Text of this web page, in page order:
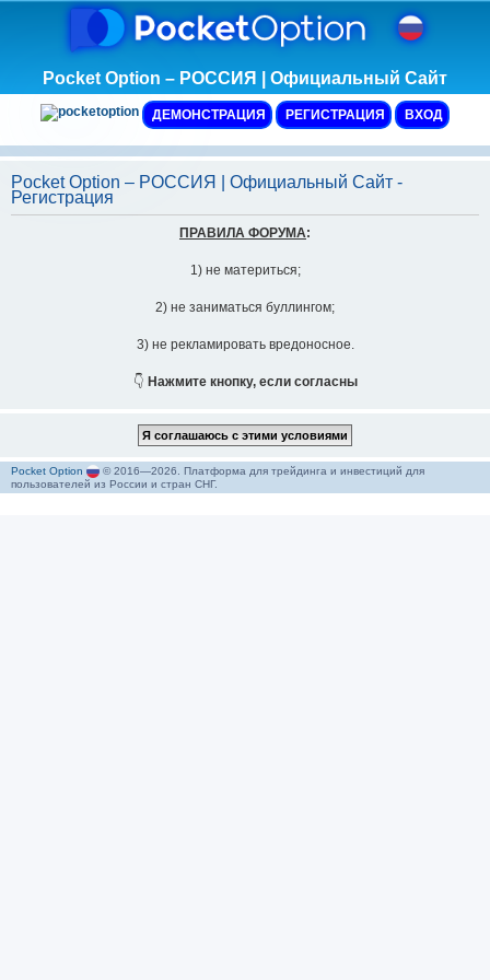
Pocket Option – РОССИЯ | Официальный Сайт
ДЕМОНСТРАЦИЯ РЕГИСТРАЦИЯ ВХОД
Pocket Option – РОССИЯ | Официальный Сайт -
Регистрация
ПРАВИЛА ФОРУМА:
1) не материться;
2) не заниматься буллингом;
3) не рекламировать вредоносное.
👇 Нажмите кнопку, если согласны
Pocket Option
© 2016—2026. Платформа для трейдинга и инвестиций для
пользователей из России и стран СНГ.